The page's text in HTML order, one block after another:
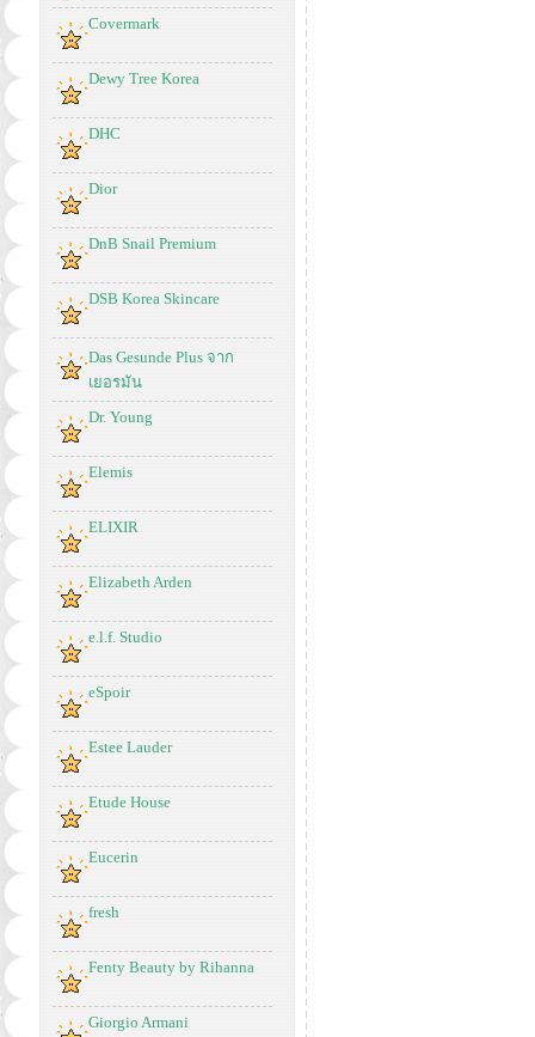
Covermark
Dewy Tree Korea
DHC
Dior
DnB Snail Premium
DSB Korea Skincare
Das Gesunde Plus จาก
เยอรมัน
Dr. Young
Elemis
ELIXIR
Elizabeth Arden
e.l.f. Studio
eSpoir
Estee Lauder
Etude House
Eucerin
fresh
Fenty Beauty by Rihanna
Giorgio Armani